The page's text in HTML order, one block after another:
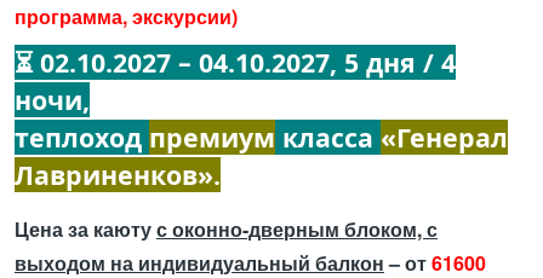
программа, экскурсии)
⏳ 02.10.2027 – 04.10.2027, 5 дня / 4
ночи,
теплоход премиум класса «Генерал
Лавриненков».
Цена за каютус оконно-дверным блоком, с
выходом на индивидуальный балкон– от61600